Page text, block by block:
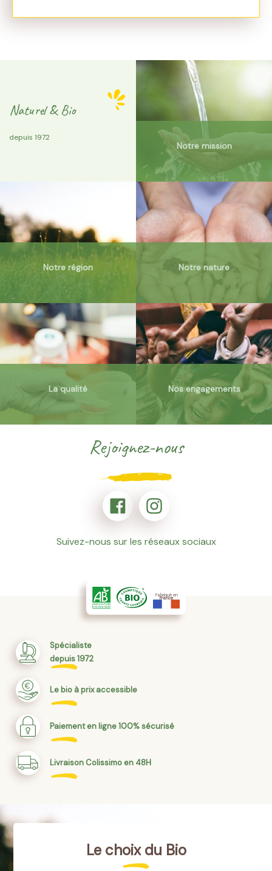
Naturel & Bio
depuis 1972
Notre mission
Notre région Notre nature
La qualité Nos engagements
Rejoignez-nous
Suivez-nous sur les réseaux sociaux
Fabriqué en
France
Spécialiste
depuis 1972
Le bio à prix accessible
Paiement en ligne 100% sécurisé
Livraison Colissimo en 48H
Le choix du Bio